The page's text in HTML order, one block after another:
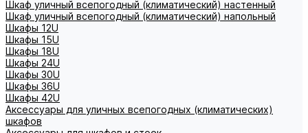
Шкаф уличный всепогодный (климатический) настенный
Шкаф уличный всепогодный (климатический) напольный
Шкафы 12U
Шкафы 15U
Шкафы 18U
Шкафы 24U
Шкафы 30U
Шкафы 36U
Шкафы 42U
Аксессуары для уличных всепогодных (климатических)
шкафов